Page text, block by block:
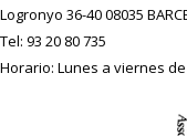
Logronyo 36-40 08035
Tel: 93 20 80 735
Horario: Lunes a viernes de